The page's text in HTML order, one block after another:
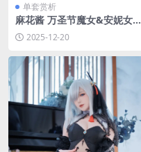
单套赏析
麻花酱 万圣节魔女&安妮女王
&明日奈[165P-1.47G]
2025-12-20